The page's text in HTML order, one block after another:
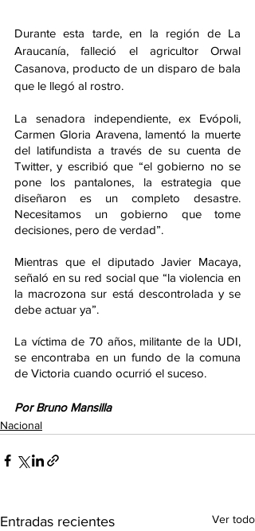
Durante esta tarde, en la región de La
Araucanía, falleció el agricultor Orwal
Casanova, producto de un disparo de bala
que le llegó al rostro.
La senadora independiente, ex Evópoli,
Carmen Gloria Aravena, lamentó la muerte
del latifundista a través de su cuenta de
Twitter, y escribió que “el gobierno no se
pone los pantalones, la estrategia que
diseñaron es un completo desastre.
Necesitamos un gobierno que tome
decisiones, pero de verdad”.
Mientras que el diputado Javier Macaya,
señaló en su red social que “la violencia en
la macrozona sur está descontrolada y se
debe actuar ya”.
La víctima de 70 años, militante de la UDI,
se encontraba en un fundo de la comuna
de Victoria cuando ocurrió el suceso.
Por Bruno Mansilla
Nacional
Entradas recientes Ver todo